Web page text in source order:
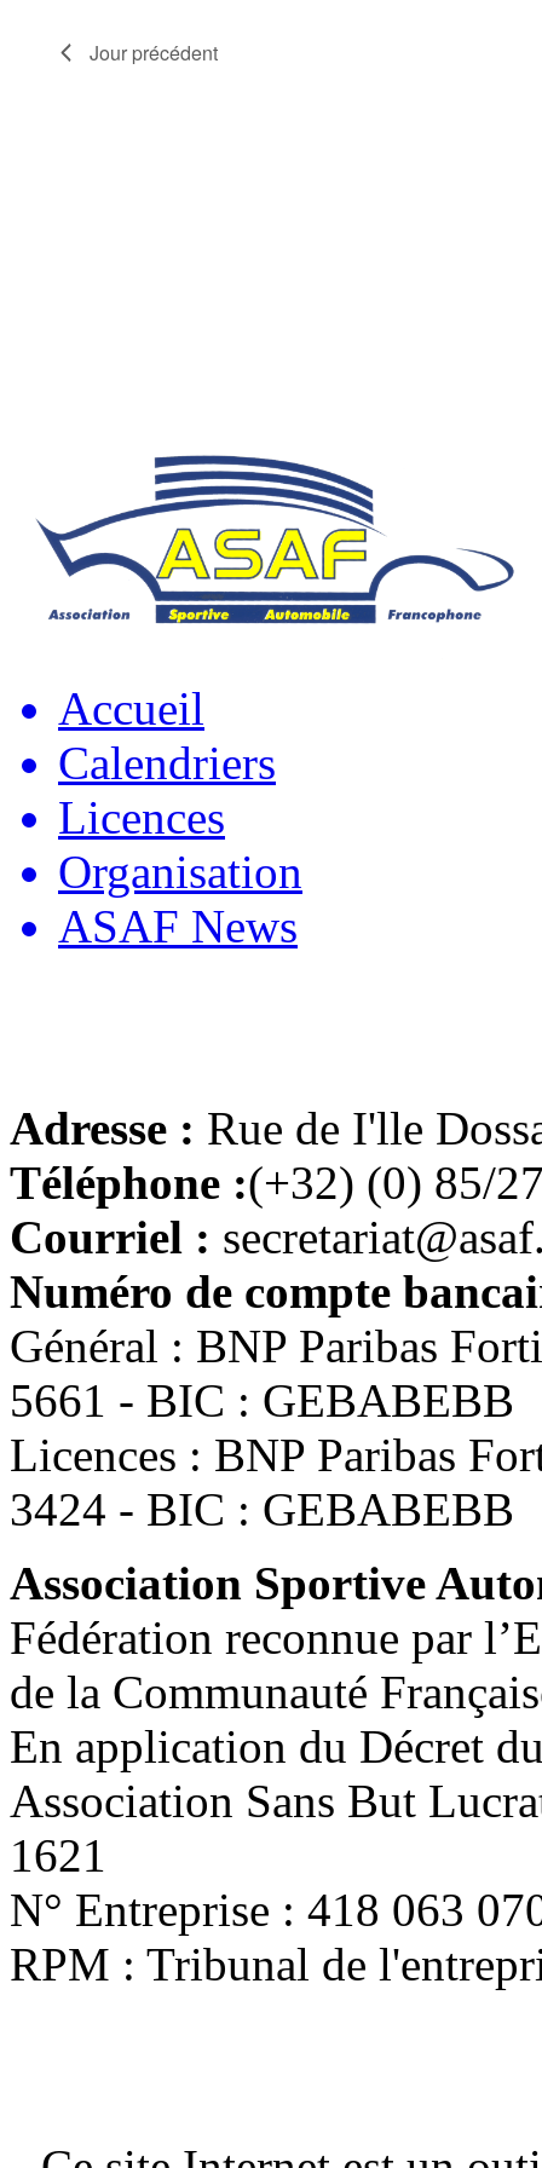
Jour précédent
Accueil
Calendriers
Licences
Organisation
ASAF News
Adresse : Rue de I'lle
Téléphone :(+32) (0) 85/
Courriel :
Numéro de compte
Général : BNP Paribas
5661 - BIC : GEBABEBB
Licences : BNP Paribas
3424 - BIC : GEBABEBB
Association Sportive
Fédération reconnue par
de la Communauté
En application du Décret
Association Sans But
1621
N° Entreprise : 418 063
RPM : Tribunal de